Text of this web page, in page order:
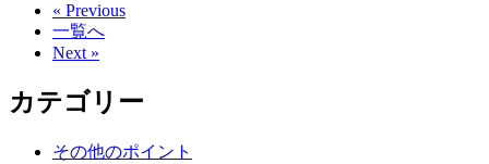
« Previous
一覧へ
Next »
カテゴリー
その他のポイント